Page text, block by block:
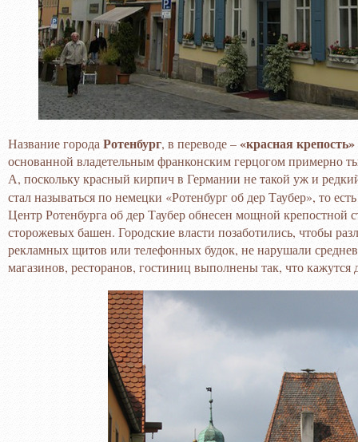
Название города Ротенбург, в переводе –«красная крепость»
основанной владетельным франконским герцогом примерно
А, поскольку красный кирпич в Германии не такой уж и
стал называться по немецки «Ротенбург об дер Таубер», то
Центр Ротенбурга об дер Таубер обнесен мощной
сторожевых башен. Городские власти позаботились, чтобы
рекламных щитов или телефонных будок, не нарушали
магазинов, ресторанов, гостиниц выполнены так, что